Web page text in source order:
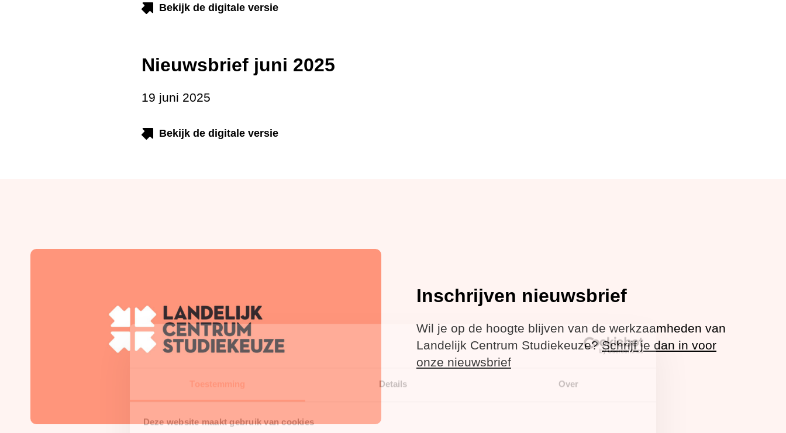
Toestemming Details Over
Deze website maakt gebruik van cookies
Bekijk de digitale versie
Nieuwsbrief juni 2025
19 juni 2025
Bekijk de digitale versie
Inschrijven nieuwsbrief
Wil je op de hoogte blijven van de werkzaamheden van
Landelijk Centrum Studiekeuze?Schrijf je dan in voor onze
nieuwsbrief